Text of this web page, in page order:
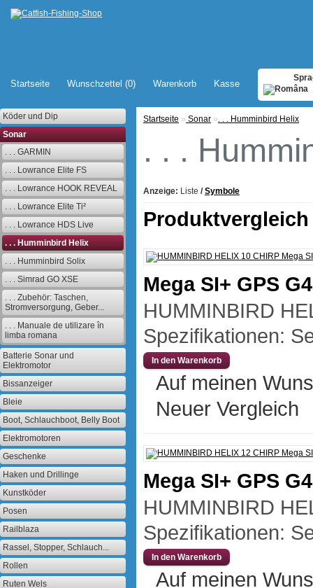
Startseite Wunschzettel (0) Warenkorb Kasse
Köder und Dip
Sonar
. . . GARMIN
. . . Lowrance Elite FS
. . . Lowrance HOOK REVEAL
. . . Lowrance Elite Ti²
. . . Lowrance HDS Live
. . . Humminbird Helix
. . . Humminbird Solix
. . . Simrad GO XSE
. . . Zubehör: Taschen,
Stromversorgung, Geber...
. . . Manuale de utilizare în
limba romana
Batterie Sonar und
Elektromotor
Bissanzeiger
Bleie
Boot, Schlauchboot, Belly Boot
Elektromotoren
Geschenke
Haken und Drillinge
Kunstköder
Posen
Railblaza
Rassel, Stopper, Schlauch...
Rollen
Ruten Wels
Startseite » Sonar ». . . Humminbird Helix
. . .
Anzeige: Liste / Symbole
Produktvergleich
Mega SI+ GPS
HUMMINBIRD
Spezifikationen:
Auf meinen
Neuer Vergleich
Mega SI+ GPS
HUMMINBIRD
Spezifikationen:
Auf meinen